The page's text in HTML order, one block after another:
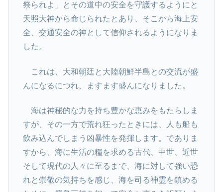
祭られよ」とその道中の安全を守護するようにと
天照大神から命じられたとあり、そこから海上安
全、交通安全の神として信仰されるようになりま
した。
これは、大和朝廷と大陸朝鮮半島との交流が盛
んになるにつれ、ますます盛んになりました。
海は神秘的な力を持ち豊かな恵みをもたらしま
すが、その一方で荒れ狂ったときには、人も船も
飲み込んでしまう凶暴性を発揮します。でありま
すから、海に生活の糧を求める古代、中世、近世
そして現代の人々に至るまで、海に対して強い恐
れと崇敬の気持ちを感じ、海を司る神霊を鎮める